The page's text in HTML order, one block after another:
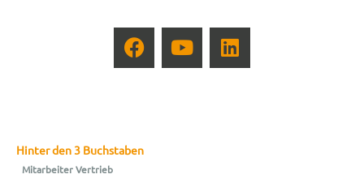
Hinter den 3 Buchstaben
Mitarbeiter Vertrieb